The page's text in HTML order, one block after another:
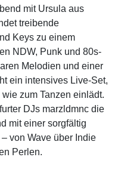
mit Ursula aus
treibende
Keys zu einem
NDW, Punk und 80s-
Melodien und einer
ein intensives Live-Set,
zum Tanzen einlädt.
DJs marzldmnc die
mit einer sorgfältig
von Wave über Indie
Perlen.